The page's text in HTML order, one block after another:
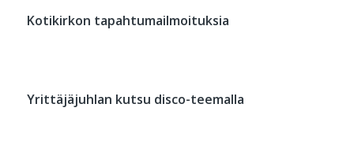
Kotikirkon tapahtumailmoituksia
Yrittäjäjuhlan kutsu disco-teemalla